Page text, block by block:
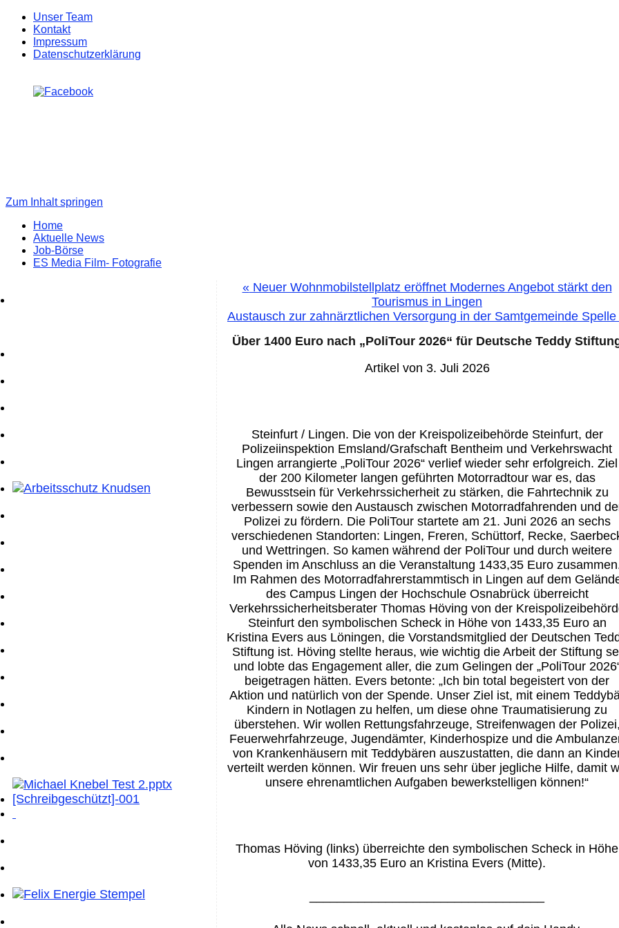
Unser Team
Kontakt
Impressum
Datenschutzerklärung
Zum Inhalt springen
Home
Aktuelle News
Job-Börse
ES Media Film- Fotografie
«Neuer Wohnmobilstellplatz eröffnet Modernes Angebot stärkt den
Tourismus in Lingen
Austausch zur zahnärztlichen Versorgung in der Samtgemeinde Spelle
Über 1400 Euro nach „PoliTour 2026“ für Deutsche Teddy
Artikel von 3. Juli 2026
Steinfurt / Lingen. Die von der Kreispolizeibehörde Steinfurt, der
Polizeiinspektion Emsland/Grafschaft Bentheim und Verkehrswacht
Lingen arrangierte „PoliTour 2026“ verlief wieder sehr erfolgreich. Ziel
der 200 Kilometer langen geführten Motorradtour war es, das
Bewusstsein für Verkehrssicherheit zu stärken, die Fahrtechnik zu
verbessern sowie den Austausch zwischen Motorradfahrenden und
Polizei zu fördern. Die PoliTour startete am 21. Juni 2026 an sechs
verschiedenen Standorten: Lingen, Freren, Schüttorf, Recke,
und Wettringen. So kamen während der PoliTour und durch weitere
Spenden im Anschluss an die Veranstaltung 1433,35 Euro
Im Rahmen des Motorradfahrerstammtisch in Lingen auf dem
des Campus Lingen der Hochschule Osnabrück überreicht
Verkehrssicherheitsberater Thomas Höving von der
Steinfurt den symbolischen Scheck in Höhe von 1433,35 Euro an
Kristina Evers aus Löningen, die Vorstandsmitglied der Deutschen
Stiftung ist. Höving stellte heraus, wie wichtig die Arbeit der Stiftung
und lobte das Engagement aller, die zum Gelingen der „PoliTour
beigetragen hätten. Evers betonte: „Ich bin total begeistert von der
Aktion und natürlich von der Spende. Unser Ziel ist, mit einem
Kindern in Notlagen zu helfen, um diese ohne Traumatisierung zu
überstehen. Wir wollen Rettungsfahrzeuge, Streifenwagen der Polizei,
Feuerwehrfahrzeuge, Jugendämter, Kinderhospize und die
von Krankenhäusern mit Teddybären auszustatten, die dann an
verteilt werden können. Wir freuen uns sehr über jegliche Hilfe, damit
unsere ehrenamtlichen Aufgaben bewerkstelligen können!“
Thomas Höving (links) überreichte den symbolischen Scheck in Höhe
von 1433,35 Euro an Kristina Evers (Mitte).